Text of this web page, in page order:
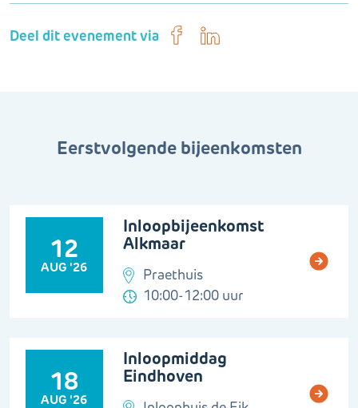
Deel dit evenement via
Eerstvolgende bijeenkomsten
12
AUG '26
Inloopbijeenkomst
Alkmaar
Praethuis
10:00-12:00 uur
18
AUG '26
Inloopmiddag
Eindhoven